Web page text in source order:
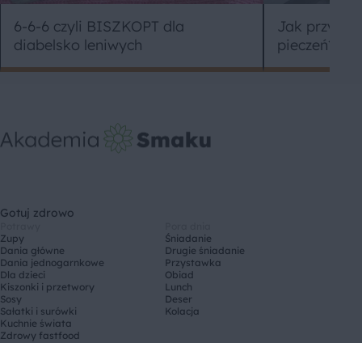
6-6-6 czyli BISZKOPT dla
diabelsko leniwych
Jak
pieczeń?
Gotuj zdrowo
Zupy
Dania główne
Dania jednogarnkowe
Dla dzieci
Kiszonki i przetwory
Sosy
Sałatki i surówki
Kuchnie świata
Zdrowy fastfood
Śniadanie
Drugie śniadanie
Przystawka
Obiad
Lunch
Deser
Kolacja